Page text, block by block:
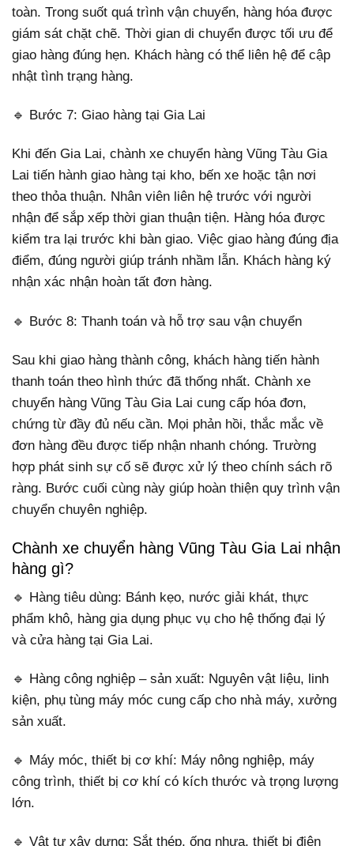
toàn. Trong suốt quá trình vận chuyển, hàng hóa được
giám sát chặt chẽ. Thời gian di chuyển được tối ưu để
giao hàng đúng hẹn. Khách hàng có thể liên hệ để cập
nhật tình trạng hàng.
🔹 Bước 7: Giao hàng tại Gia Lai
Khi đến Gia Lai, chành xe chuyển hàng Vũng Tàu Gia
Lai tiến hành giao hàng tại kho, bến xe hoặc tận nơi
theo thỏa thuận. Nhân viên liên hệ trước với người
nhận để sắp xếp thời gian thuận tiện. Hàng hóa được
kiểm tra lại trước khi bàn giao. Việc giao hàng đúng địa
điểm, đúng người giúp tránh nhầm lẫn. Khách hàng ký
nhận xác nhận hoàn tất đơn hàng.
🔹 Bước 8: Thanh toán và hỗ trợ sau vận chuyển
Sau khi giao hàng thành công, khách hàng tiến hành
thanh toán theo hình thức đã thống nhất. Chành xe
chuyển hàng Vũng Tàu Gia Lai cung cấp hóa đơn,
chứng từ đầy đủ nếu cần. Mọi phản hồi, thắc mắc về
đơn hàng đều được tiếp nhận nhanh chóng. Trường
hợp phát sinh sự cố sẽ được xử lý theo chính sách rõ
ràng. Bước cuối cùng này giúp hoàn thiện quy trình vận
chuyển chuyên nghiệp.
Chành xe chuyển hàng Vũng Tàu Gia Lai nhận
hàng gì?
🔹 Hàng tiêu dùng: Bánh kẹo, nước giải khát, thực
phẩm khô, hàng gia dụng phục vụ cho hệ thống đại lý
và cửa hàng tại Gia Lai.
🔹 Hàng công nghiệp – sản xuất: Nguyên vật liệu, linh
kiện, phụ tùng máy móc cung cấp cho nhà máy, xưởng
sản xuất.
🔹 Máy móc, thiết bị cơ khí: Máy nông nghiệp, máy
công trình, thiết bị cơ khí có kích thước và trọng lượng
lớn.
🔹 Vật tư xây dựng: Sắt thép, ống nhựa, thiết bị điện